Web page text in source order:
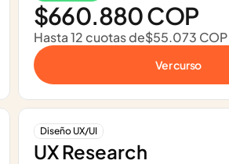
$660.880 COP
Hasta 12 cuotas de$55.073 COP
Ver curso
Diseño UX/UI
UX Research